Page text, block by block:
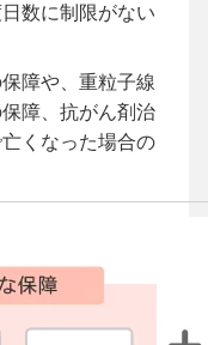
数に制限がない
障や、重粒子線
障、抗がん剤治
くなった場合の